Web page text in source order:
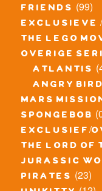
friends (99)
exclusieve
the lego
overige
atlantis
angry
mars
spongebob
exclusief/
the lord of
jurassic
pirates (23)